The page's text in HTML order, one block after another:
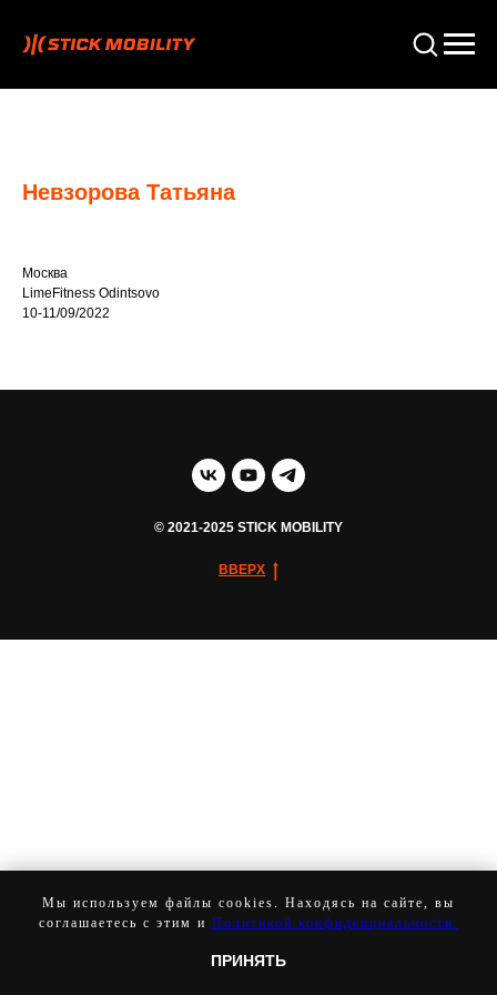
Невзорова Татьяна
Москва
LimeFitness Odintsovo
10-11/09/2022
Мы используем файлы cookies. Находясь на сайте, вы
соглашаетесь с этим и Политикой конфиденциальности.
ПРИНЯТЬ
© 2021-2025 STICK MOBILITY
ВВЕРХ